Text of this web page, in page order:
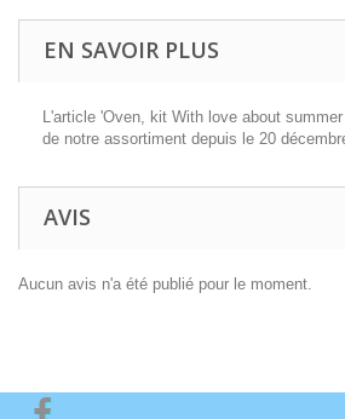
EN SAVOIR PLUS
L'article 'Oven, kit With love about
de notre assortiment depuis le 20
AVIS
Aucun avis n'a été publié pour le moment.